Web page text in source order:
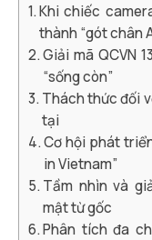
Khi chiếc
thành “gót chân
Giải mã QCVN
“sống còn”
Thách thức đối
tại
Cơ hội phát
in Vietnam”
Tầm nhìn và
mật từ gốc
Phân tích đa